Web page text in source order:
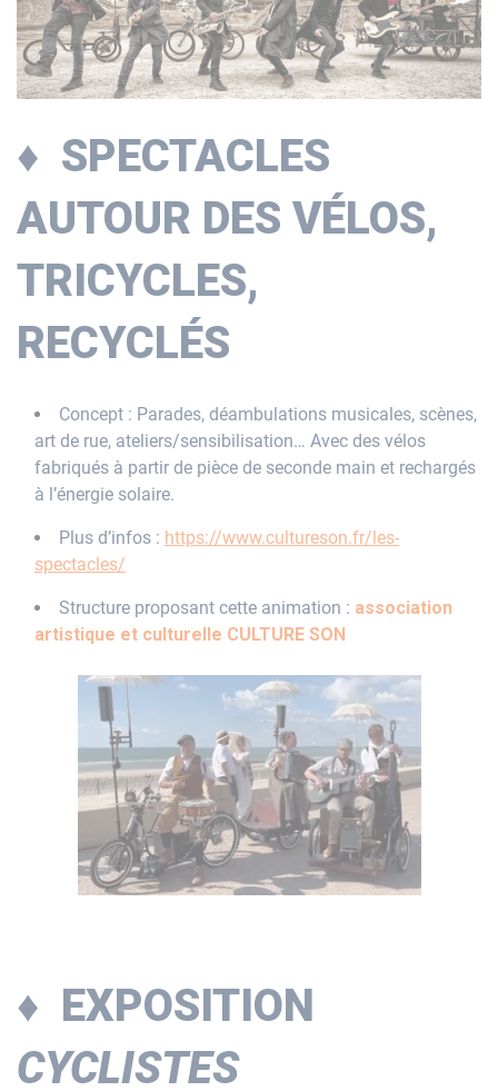
♦ SPECTACLES
AUTOUR DES VÉLOS,
TRICYCLES,
RECYCLÉS
Concept : Parades, déambulations musicales, scènes,
art de rue, ateliers/sensibilisation… Avec des vélos
fabriqués à partir de pièce de seconde main et rechargés
à l’énergie solaire.
Plus d’infos : https://www.cultureson.fr/les-
spectacles/
Structure proposant cette animation : association
artistique et culturelle CULTURE SON
♦ EXPOSITION
CYCLISTES